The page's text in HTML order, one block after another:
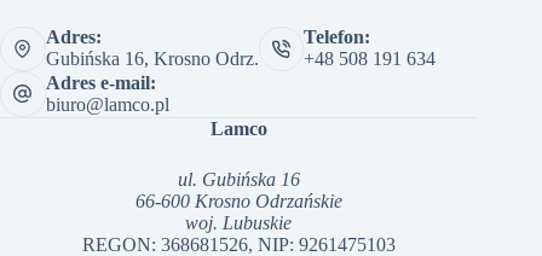
Adres:
Gubińska 16, Krosno Odrz.
Telefon:
+48 508 191 634
Adres e-mail:
biuro@lamco.pl
Lamco
ul. Gubińska 16
66-600 Krosno Odrzańskie
woj. Lubuskie
REGON: 368681526, NIP: 9261475103